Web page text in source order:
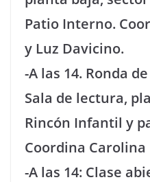
Patio Interno.
y Luz Davicino.
-A las 14. Ronda
Sala de lectura,
Rincón Infantil y
Coordina
-A las 14: Clase